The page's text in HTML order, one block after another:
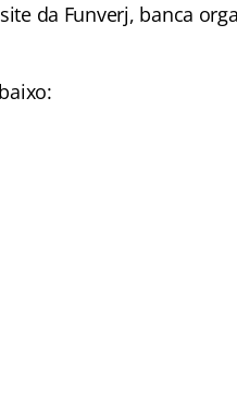
da Funverj, banca